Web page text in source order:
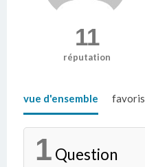
11
réputation
vue d'ensemble favoris
1 Question